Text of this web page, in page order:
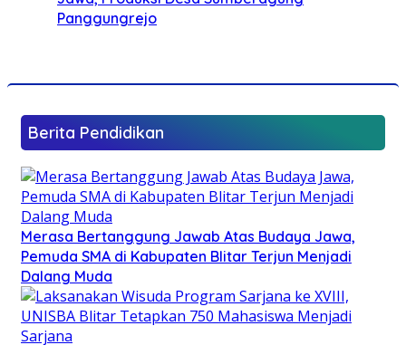
Panggungrejo
Berita Pendidikan
Merasa Bertanggung Jawab Atas Budaya Jawa,
Pemuda SMA di Kabupaten Blitar Terjun Menjadi
Dalang Muda